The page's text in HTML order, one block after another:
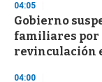
04:05
Gobierno
familiares por
revinculación
04:00